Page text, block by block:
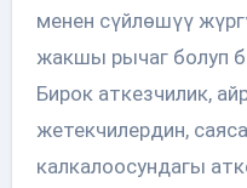
менен сүйлөшүү
жакшы рычаг болуп
Бирок аткезчилик,
жетекчилердин,
калкалоосундагы